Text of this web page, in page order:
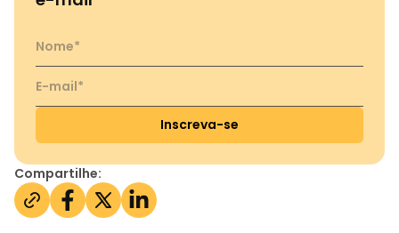
Inscreva-se
Compartilhe: